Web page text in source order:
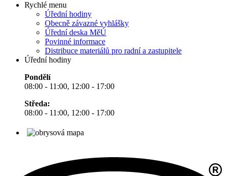
Rychlé menu
Úřední hodiny
Obecně závazné vyhlášky
Úřední deska MěÚ
Povinné informace
Distribuce materiálů pro radní a zastupitele
Úřední hodiny
Pondělí
08:00 - 11:00, 12:00 - 17:00
Středa:
08:00 - 11:00, 12:00 - 17:00